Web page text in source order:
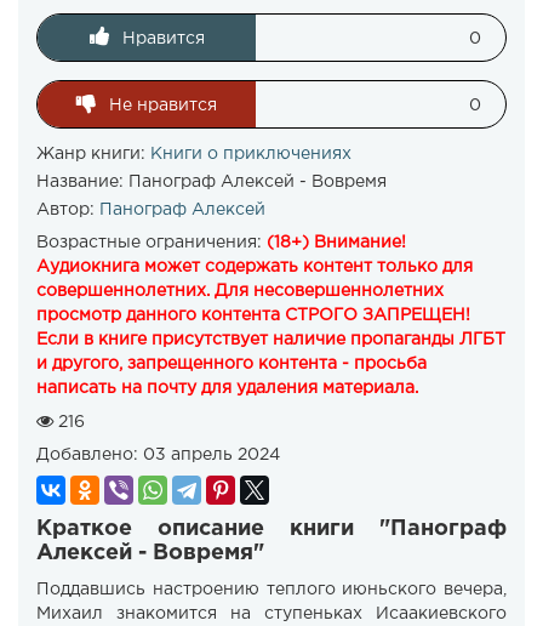
Нравится 0
Не нравится 0
Жанр книги: Книги о приключениях
Название: Панограф Алексей - Вовремя
Автор:
Панограф Алексей
Возрастные ограничения: (18+) Внимание!
Аудиокнига может содержать контент только для
совершеннолетних. Для несовершеннолетних
просмотр данного контента СТРОГО ЗАПРЕЩЕН!
Если в книге присутствует наличие пропаганды ЛГБТ
и другого, запрещенного контента - просьба
написать на почту для удаления материала.
216
Добавлено: 03 апрель 2024
Краткое описание книги "Панограф
Алексей - Вовремя"
Поддавшись настроению теплого июньского вечера,
Михаил знакомится на ступеньках Исаакиевского